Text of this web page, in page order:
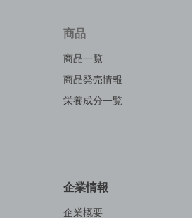
商品
商品一覧
商品発売情報
栄養成分一覧
企業情報
企業概要